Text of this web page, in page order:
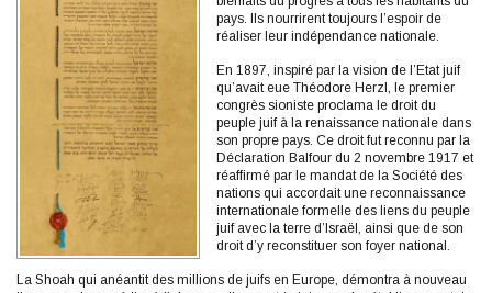
pays. Ils nourrirent toujours l’espoir de
réaliser leur indépendance nationale.
En 1897, inspiré par la vision de l’Etat juif
qu’avait eue Théodore Herzl, le premier
congrès sioniste proclama le droit du
peuple juif à la renaissance nationale dans
son propre pays. Ce droit fut reconnu par la
Déclaration Balfour du 2 novembre 1917 et
réaffirmé par le mandat de la Société des
nations qui accordait une reconnaissance
internationale formelle des liens du peuple
juif avec la terre d’Israël, ainsi que de son
droit d’y reconstituer son foyer national.
La Shoah qui anéantit des millions de juifs en Europe, démontra à nouveau